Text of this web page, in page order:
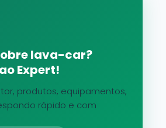
lava-car?
Expert!
produtos, equipamentos,
rápido e com